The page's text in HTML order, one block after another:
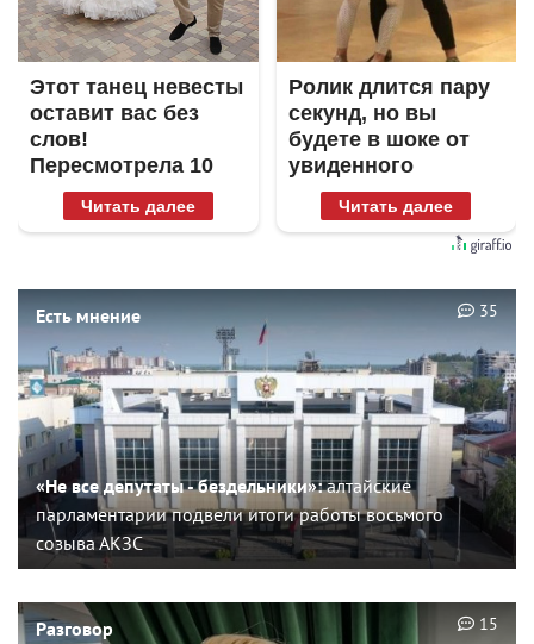
Этот танец невесты
оставит вас без
слов!
Пересмотрела 10
раз
Читать далее
Ролик длится пару
секунд, но вы
будете в шоке от
увиденного
Читать далее
Есть мнение
«Не все депутаты - бездельники»:алтайские
парламентарии подвели итоги работы восьмого
созыва АКЗС
35
Разговор 15